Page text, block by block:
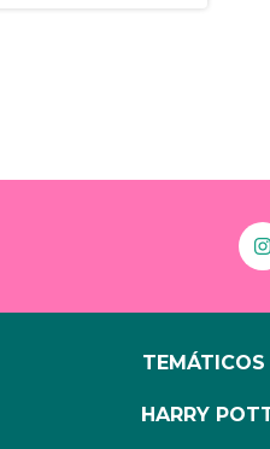
TEMÁTICOS
HARRY